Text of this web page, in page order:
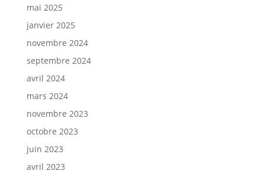
mai 2025
janvier 2025
novembre 2024
septembre 2024
avril 2024
mars 2024
novembre 2023
octobre 2023
juin 2023
avril 2023